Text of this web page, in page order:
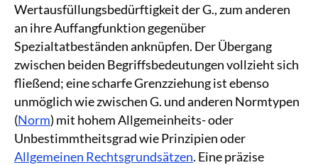
Wertausfüllungsbedürftigkeit der G., zum anderen
an ihre Auffangfunktion gegenüber
Spezialtatbeständen anknüpfen. Der Übergang
zwischen beiden Begriffsbedeutungen vollzieht sich
fließend; eine scharfe Grenzziehung ist ebenso
unmöglich wie zwischen G. und anderen Normtypen
(Norm) mit hohem Allgemeinheits- oder
Unbestimmtheitsgrad wie Prinzipien oder
Allgemeinen Rechtsgrundsätzen. Eine präzise